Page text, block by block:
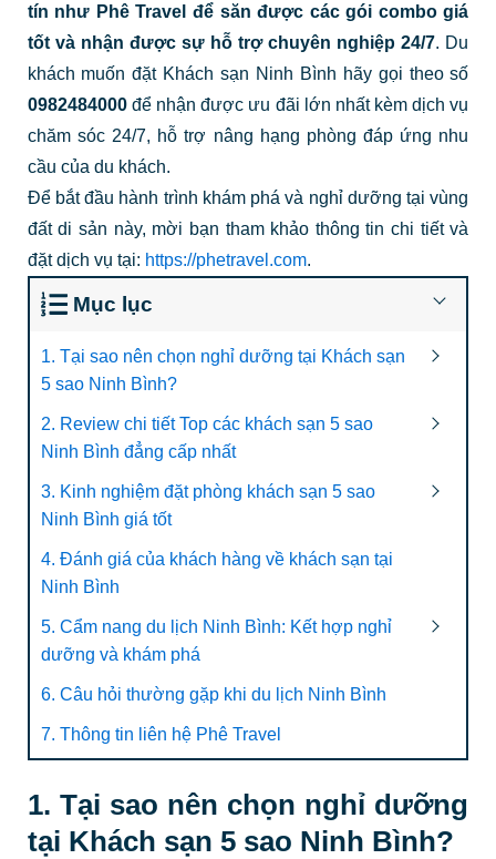
tín như Phê Travel để săn được các gói combo giá
tốt và nhận được sự hỗ trợ chuyên nghiệp 24/7. Du
khách muốn đặt Khách sạn Ninh Bình hãy gọi theo số
0982484000để nhận được ưu đãi lớn nhất kèm dịch vụ
chăm sóc 24/7, hỗ trợ nâng hạng phòng đáp ứng nhu
cầu của du khách.
Để bắt đầu hành trình khám phá và nghỉ dưỡng tại vùng
đất di sản này, mời bạn tham khảo thông tin chi tiết và
đặt dịch vụ tại: https://phetravel.com.
Mục lục
1. Tại sao nên chọn nghỉ dưỡng tại Khách sạn
5 sao Ninh Bình?
2. Review chi tiết Top các khách sạn 5 sao
Ninh Bình đẳng cấp nhất
3. Kinh nghiệm đặt phòng khách sạn 5 sao
Ninh Bình giá tốt
4. Đánh giá của khách hàng về khách sạn tại
Ninh Bình
5. Cẩm nang du lịch Ninh Bình: Kết hợp nghỉ
dưỡng và khám phá
6. Câu hỏi thường gặp khi du lịch Ninh Bình
7. Thông tin liên hệ Phê Travel
1. Tại sao nên chọn nghỉ dưỡng
tại Khách sạn 5 sao Ninh Bình?